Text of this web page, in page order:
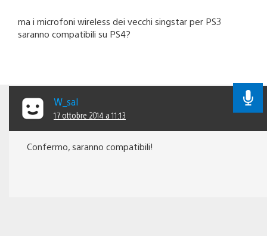
ma i microfoni wireless dei vecchi singstar per PS3
saranno compatibili su PS4?
W_sal
17 ottobre 2014 a 11:13
Confermo, saranno compatibili!